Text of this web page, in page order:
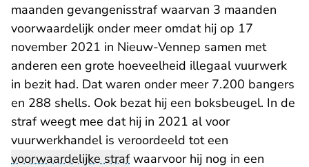
maanden gevangenisstraf waarvan 3 maanden
voorwaardelijk onder meer omdat hij op 17
november 2021 in Nieuw-Vennep samen met
anderen een grote hoeveelheid illegaal vuurwerk
in bezit had. Dat waren onder meer 7.200 bangers
en 288 shells. Ook bezat hij een boksbeugel. In de
straf weegt mee dat hij in 2021 al voor
vuurwerkhandel is veroordeeld tot een
voorwaardelijke strafwaarvoor hij nog in een